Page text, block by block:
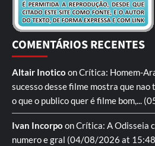
COMENTÁRIOS RECENTES
Altair Inotico onCrítica: Homem-
sucesso desse filme mostra que nao
o que o publico quer é filme bom,...
Ivan Incorpo onCrítica: A Odisseia
numero e gral (04/08/2026 at